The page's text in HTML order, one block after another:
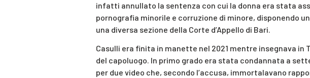
infatti annullato la sentenza con cui la donna era stata
pornografia minorile e corruzione di minore, disponendo
una diversa sezione della Corte d’Appello di Bari.
Casulli era finita in manette nel 2021 mentre insegnava in
del capoluogo. In primo grado era stata condannata a
per due video che, secondo l’accusa, immortalavano